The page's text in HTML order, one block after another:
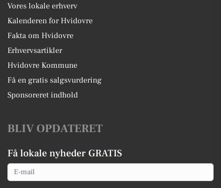
Vores lokale erhverv
Kalenderen for Hvidovre
Fakta om Hvidovre
Erhvervsartikler
Hvidovre Kommune
Få en gratis salgsvurdering
Sponsoreret indhold
BLIV OPDATERET
Få lokale nyheder GRATIS
Email